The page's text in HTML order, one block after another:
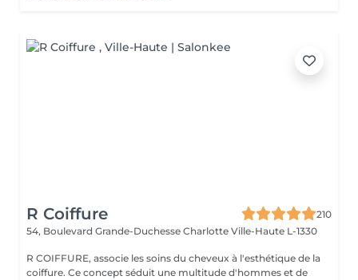
R Coiffure
210
54, Boulevard Grande-Duchesse Charlotte Ville-Haute L-1330
R COIFFURE, associe les soins du cheveux à l'esthétique de la
coiffure. Ce concept séduit une multitude d'hommes et de